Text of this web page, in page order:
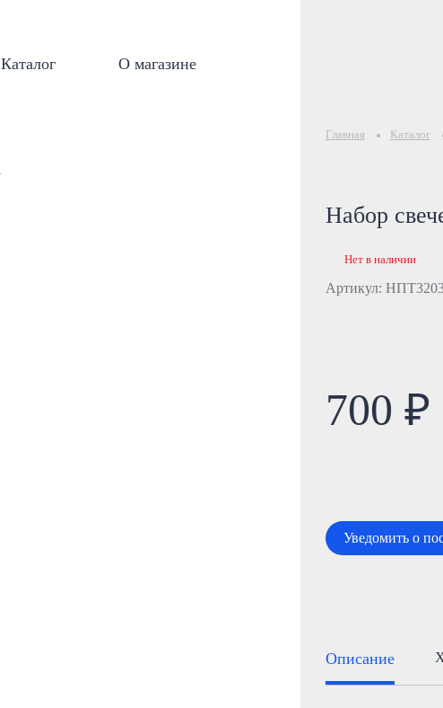
Каталог О магазине
Главная Каталог
Набор
Артикул:
Нет в наличии
700 ₽
Уведомить о
Описание